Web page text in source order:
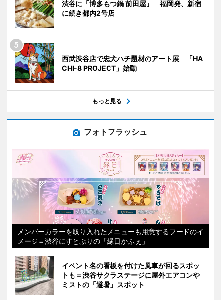
渋谷に「博多もつ鍋 前田屋」 福岡発、新宿
に続き都内2号店
西武渋谷店で忠犬ハチ題材のアート展 「HA
CHI-8 PROJECT」始動
もっと見る
フォトフラッシュ
メンバーカラーを取り入れたメニューも用意するフードのイ
メージ＝渋谷にすとぷりの「縁日かふぇ」
イベント名の看板を付けた風車が回るスポッ
トも＝渋谷サクラステージに屋外エアコンや
ミストの「避暑」スポット